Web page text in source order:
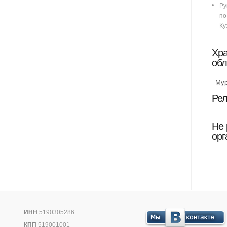
Не
ИНН 5190305286
КПП 519001001